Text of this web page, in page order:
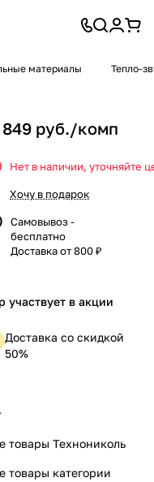
материалы Тепло-
руб./комп
Нет в наличии, уточняйте
Хочу в подарок
Самовывоз -
бесплатно
Доставка от 800 ₽
участвует в акции
Доставка со скидкой
50%
товары Технониколь
товары категории